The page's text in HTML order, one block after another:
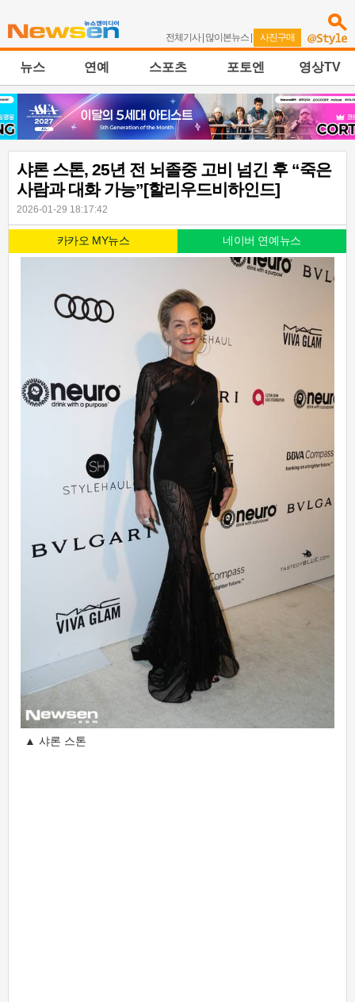
전체기사| 많이본뉴스 | 사진구매
뉴스 연예 스포츠 포토엔 영상TV
샤론 스톤, 25년 전 뇌졸중 고비 넘긴 후 “죽은
사람과 대화 가능”[할리우드비하인드]
2026-01-29 18:17:42
카카오 MY뉴스 네이버 연예뉴스
▲ 샤론 스톤